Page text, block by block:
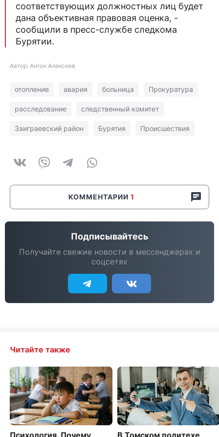
соответствующих должностных лиц будет
дана объективная правовая оценка, -
сообщили в пресс-службе следкома
Бурятии.
Автор: Антон Алексеев
отопление авария больница Прокуратура
расследование следственный комитет
Заиграевский район Бурятия Происшествия
КОММЕНТАРИИ 1
Подписывайтесь
Получайте свежие новости в мессенджерах и
соцсетях
Читайте также
Психология. Почему В Томском политехе